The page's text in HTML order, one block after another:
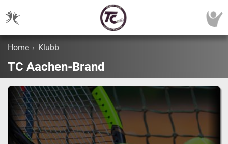
Home › Klubb
TC Aachen-Brand